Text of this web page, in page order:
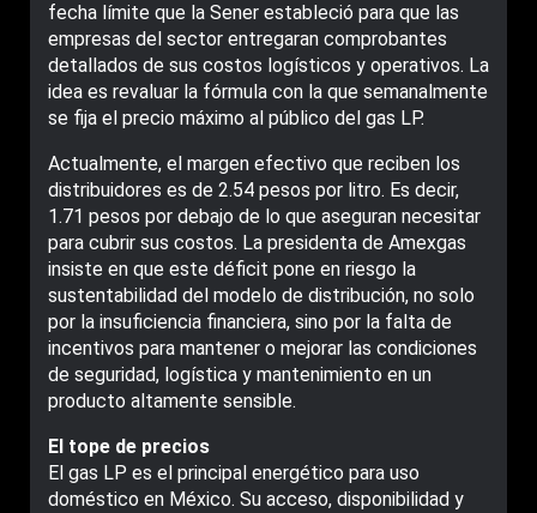
fecha límite que la Sener estableció para que las
empresas del sector entregaran comprobantes
detallados de sus costos logísticos y operativos. La
idea es revaluar la fórmula con la que semanalmente
se fija el precio máximo al público del gas LP.
Actualmente, el margen efectivo que reciben los
distribuidores es de 2.54 pesos por litro. Es decir,
1.71 pesos por debajo de lo que aseguran necesitar
para cubrir sus costos. La presidenta de Amexgas
insiste en que este déficit pone en riesgo la
sustentabilidad del modelo de distribución, no solo
por la insuficiencia financiera, sino por la falta de
incentivos para mantener o mejorar las condiciones
de seguridad, logística y mantenimiento en un
producto altamente sensible.
El tope de precios
El gas LP es el principal energético para uso
doméstico en México. Su acceso, disponibilidad y